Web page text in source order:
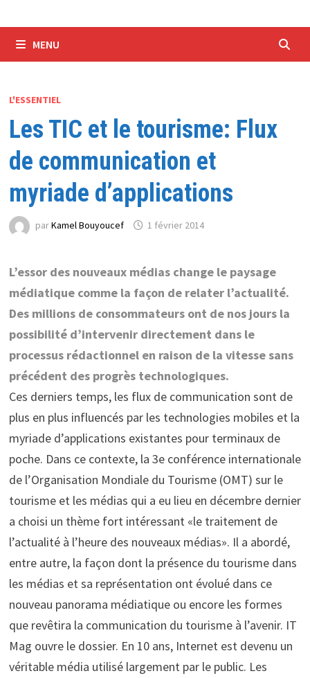
MENU
L'ESSENTIEL
Les TIC et le tourisme: Flux
de communication et
myriade d’applications
parKamel Bouyoucef 1 février 2014
L’essor des nouveaux médias change le paysage
médiatique comme la façon de relater l’actualité.
Des millions de consommateurs ont de nos jours la
possibilité d’intervenir directement dans le
processus rédactionnel en raison de la vitesse sans
précédent des progrès technologiques.
Ces derniers temps, les flux de communication sont de
plus en plus influencés par les technologies mobiles et la
myriade d’applications existantes pour terminaux de
poche. Dans ce contexte, la 3e conférence internationale
de l’Organisation Mondiale du Tourisme (OMT) sur le
tourisme et les médias qui a eu lieu en décembre dernier
a choisi un thème fort intéressant «le traitement de
l’actualité à l’heure des nouveaux médias». Il a abordé,
entre autre, la façon dont la présence du tourisme dans
les médias et sa représentation ont évolué dans ce
nouveau panorama médiatique ou encore les formes
que revêtira la communication du tourisme à l’avenir. IT
Mag ouvre le dossier. En 10 ans, Internet est devenu un
véritable média utilisé largement par le public. Les